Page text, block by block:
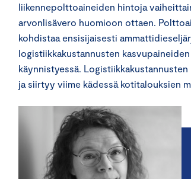
liikennepolttoaineiden hintoja
arvonlisävero huomioon ottaen.
kohdistaa ensisijaisesti
logistiikkakustannusten
käynnistyessä.
ja siirtyy viime kädessä kotitalouksien